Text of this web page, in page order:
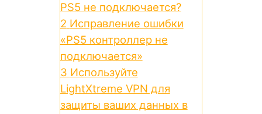
PS5 не подключается?
2 Исправление ошибки
«PS5 контроллер не
подключается»
3 Используйте
LightXtreme VPN для
защиты ваших данных в